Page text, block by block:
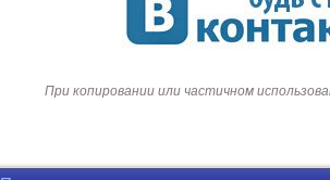
При копировании или частичном